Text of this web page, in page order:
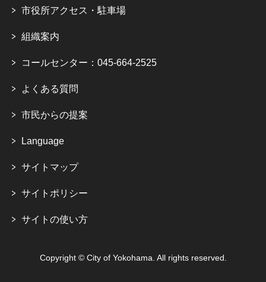
市役所アクセス・駐車場
組織案内
コールセンター：045-664-2525
よくある質問
市民からの提案
Language
サイトマップ
サイトポリシー
サイトの使い方
Copyright © City of Yokohama. All rights reserved.